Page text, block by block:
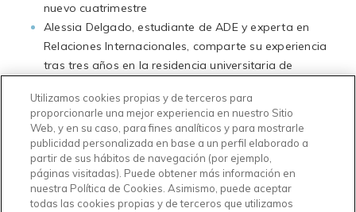
nuevo cuatrimestre
Alessia Delgado, estudiante de ADE y experta en
Relaciones Internacionales, comparte su experiencia
tras tres años en la residencia universitaria de
Temporada de exámenes en UNEATLANTICO ¿De qué
manera se preparan los residentes de UNEATLANTICO
para este periodo?
La residencia de UNEATLANTICO celebra con éxito la
Competencia de Tortillas durante el Día de la
Universidad
Utilizamos cookies propias y de terceros para
proporcionarle una mejor experiencia en nuestro Sitio
Web, y en su caso, para fines analíticos y para mostrarle
publicidad personalizada en base a un perfil elaborado a
partir de sus hábitos de navegación (por ejemplo,
páginas visitadas). Puede obtener más información en
nuestra Política de Cookies. Asimismo, puede aceptar
todas las cookies propias y de terceros que utilizamos